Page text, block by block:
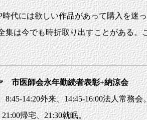
には欲しい作品があって購入を迷
は今でも時折取り出すことがある
医師会永年勤続者表彰+納涼会
14:20外来、14:45-16:00法人常務
帰宅、21:30就眠。